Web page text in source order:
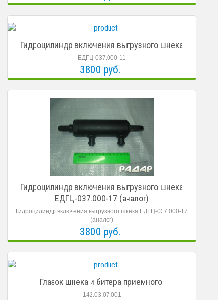
Гидроцилиндр включения выгрузного шнека
ЕДГЦ-037.000-11
3800 руб.
Гидроцилиндр включения выгрузного шнека
ЕДГЦ-037.000-17 (аналог)
Гидроцилиндр включения выгрузного шнека ЕДГЦ-037.000-17
(аналог)
3800 руб.
Глазок шнека и битера приемного.
142.03.07.001